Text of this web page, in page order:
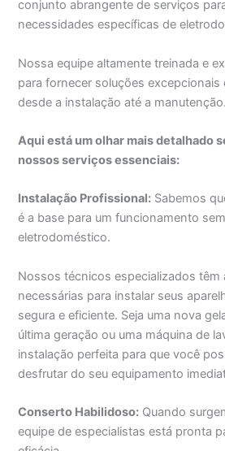
conjunto abrangente de serviços
necessidades específicas de
Nossa equipe altamente treinada e
para fornecer soluções excepcionais
desde a instalação até a manutenção.
Aqui está um olhar mais detalhado
nossos serviços essenciais:
Instalação Profissional: Sabemos
é a base para um funcionamento
eletrodoméstico.
Nossos técnicos especializados têm
necessárias para instalar seus
segura e eficiente. Seja uma nova
última geração ou uma máquina de
instalação perfeita para que você
desfrutar do seu equipamento
Conserto Habilidoso: Quando
equipe de especialistas está pronta